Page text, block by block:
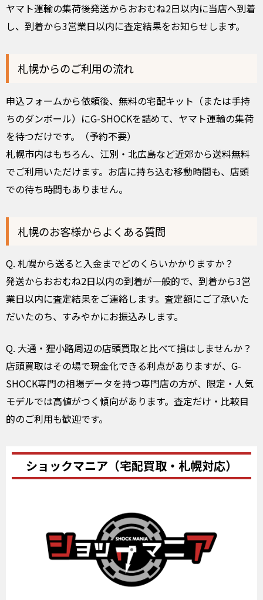
ヤマト運輸の集荷後発送からおおむね2日以内に当店へ到着
し、到着から3営業日以内に査定結果をお知らせします。
札幌からのご利用の流れ
申込フォームから依頼後、無料の宅配キット（または手持
ちのダンボール）にG-SHOCKを詰めて、ヤマト運輸の集荷
を待つだけです。（予約不要）
札幌市内はもちろん、江別・北広島など近郊から送料無料
でご利用いただけます。お店に持ち込む移動時間も、店頭
での待ち時間もありません。
札幌のお客様からよくある質問
Q. 札幌から送ると入金までどのくらいかかりますか？
発送からおおむね2日以内の到着が一般的で、到着から3営
業日以内に査定結果をご連絡します。査定額にご了承いた
だいたのち、すみやかにお振込みします。
Q. 大通・狸小路周辺の店頭買取と比べて損はしませんか？
店頭買取はその場で現金化できる利点がありますが、G-
SHOCK専門の相場データを持つ専門店の方が、限定・人気
モデルでは高値がつく傾向があります。査定だけ・比較目
的のご利用も歓迎です。
ショックマニア（宅配買取・札幌対応）